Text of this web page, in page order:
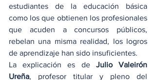
estudiantes de la educación básica
como los que obtienen los profesionales
que acuden a concursos públicos,
rebelan una misma realidad, los logros
de aprendizaje han sido insuficientes.
La explicación es de Julio Valeirón
Ureña, profesor titular y pleno del